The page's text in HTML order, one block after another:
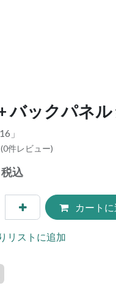
バックパネル
」
(0件レビュー)
税込
カート
リストに追加